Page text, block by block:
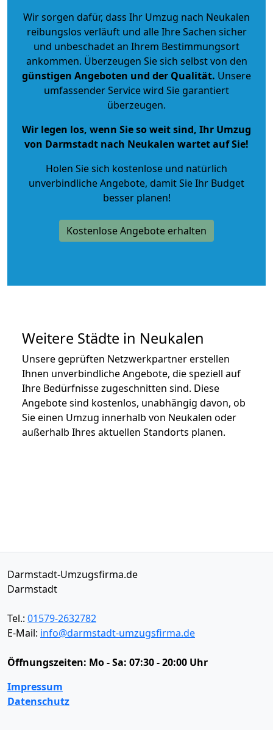
Wir sorgen dafür, dass Ihr Umzug nach Neukalen
reibungslos verläuft und alle Ihre Sachen sicher
und unbeschadet an Ihrem Bestimmungsort
ankommen. Überzeugen Sie sich selbst von den
günstigen Angeboten und der Qualität. Unsere
umfassender Service wird Sie garantiert
überzeugen.
Wir legen los, wenn Sie so weit sind, Ihr Umzug
von Darmstadt nach Neukalen wartet auf Sie!
Holen Sie sich kostenlose und natürlich
unverbindliche Angebote, damit Sie Ihr Budget
besser planen!
Kostenlose Angebote erhalten
Weitere Städte in Neukalen
Unsere geprüften Netzwerkpartner erstellen
Ihnen unverbindliche Angebote, die speziell auf
Ihre Bedürfnisse zugeschnitten sind. Diese
Angebote sind kostenlos, unabhängig davon, ob
Sie einen Umzug innerhalb von Neukalen oder
außerhalb Ihres aktuellen Standorts planen.
Darmstadt-Umzugsfirma.de
Darmstadt
Tel.: 01579-2632782
E-Mail: info@darmstadt-umzugsfirma.de
Öffnungszeiten: Mo - Sa: 07:30 - 20:00 Uhr
Impressum
Datenschutz